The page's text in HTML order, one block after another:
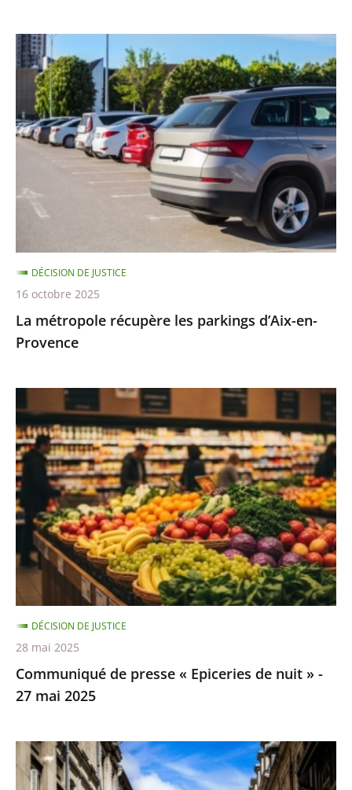
La
métropole
récupère
les
parkings
d’Aix-
Provence
La métropole récupère les parkings d’Aix-en-
Provence
DÉCISION DE JUSTICE
16 octobre 2025
Communiqué
de
presse
«
Epiceries
de
nuit
»
-
27
mai
2025
Communiqué de presse « Epiceries de nuit » -
27 mai 2025
DÉCISION DE JUSTICE
28 mai 2025
Communiqué
de